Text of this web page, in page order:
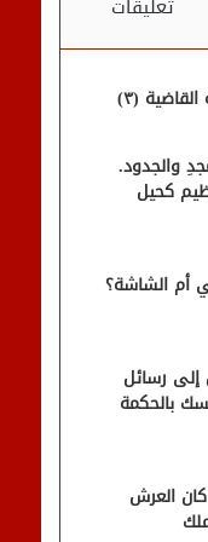
تعليقات
(٣)
والجدود.
كحيل
أم الشاشة؟
إلى رسائل
بالحكمة
العرش